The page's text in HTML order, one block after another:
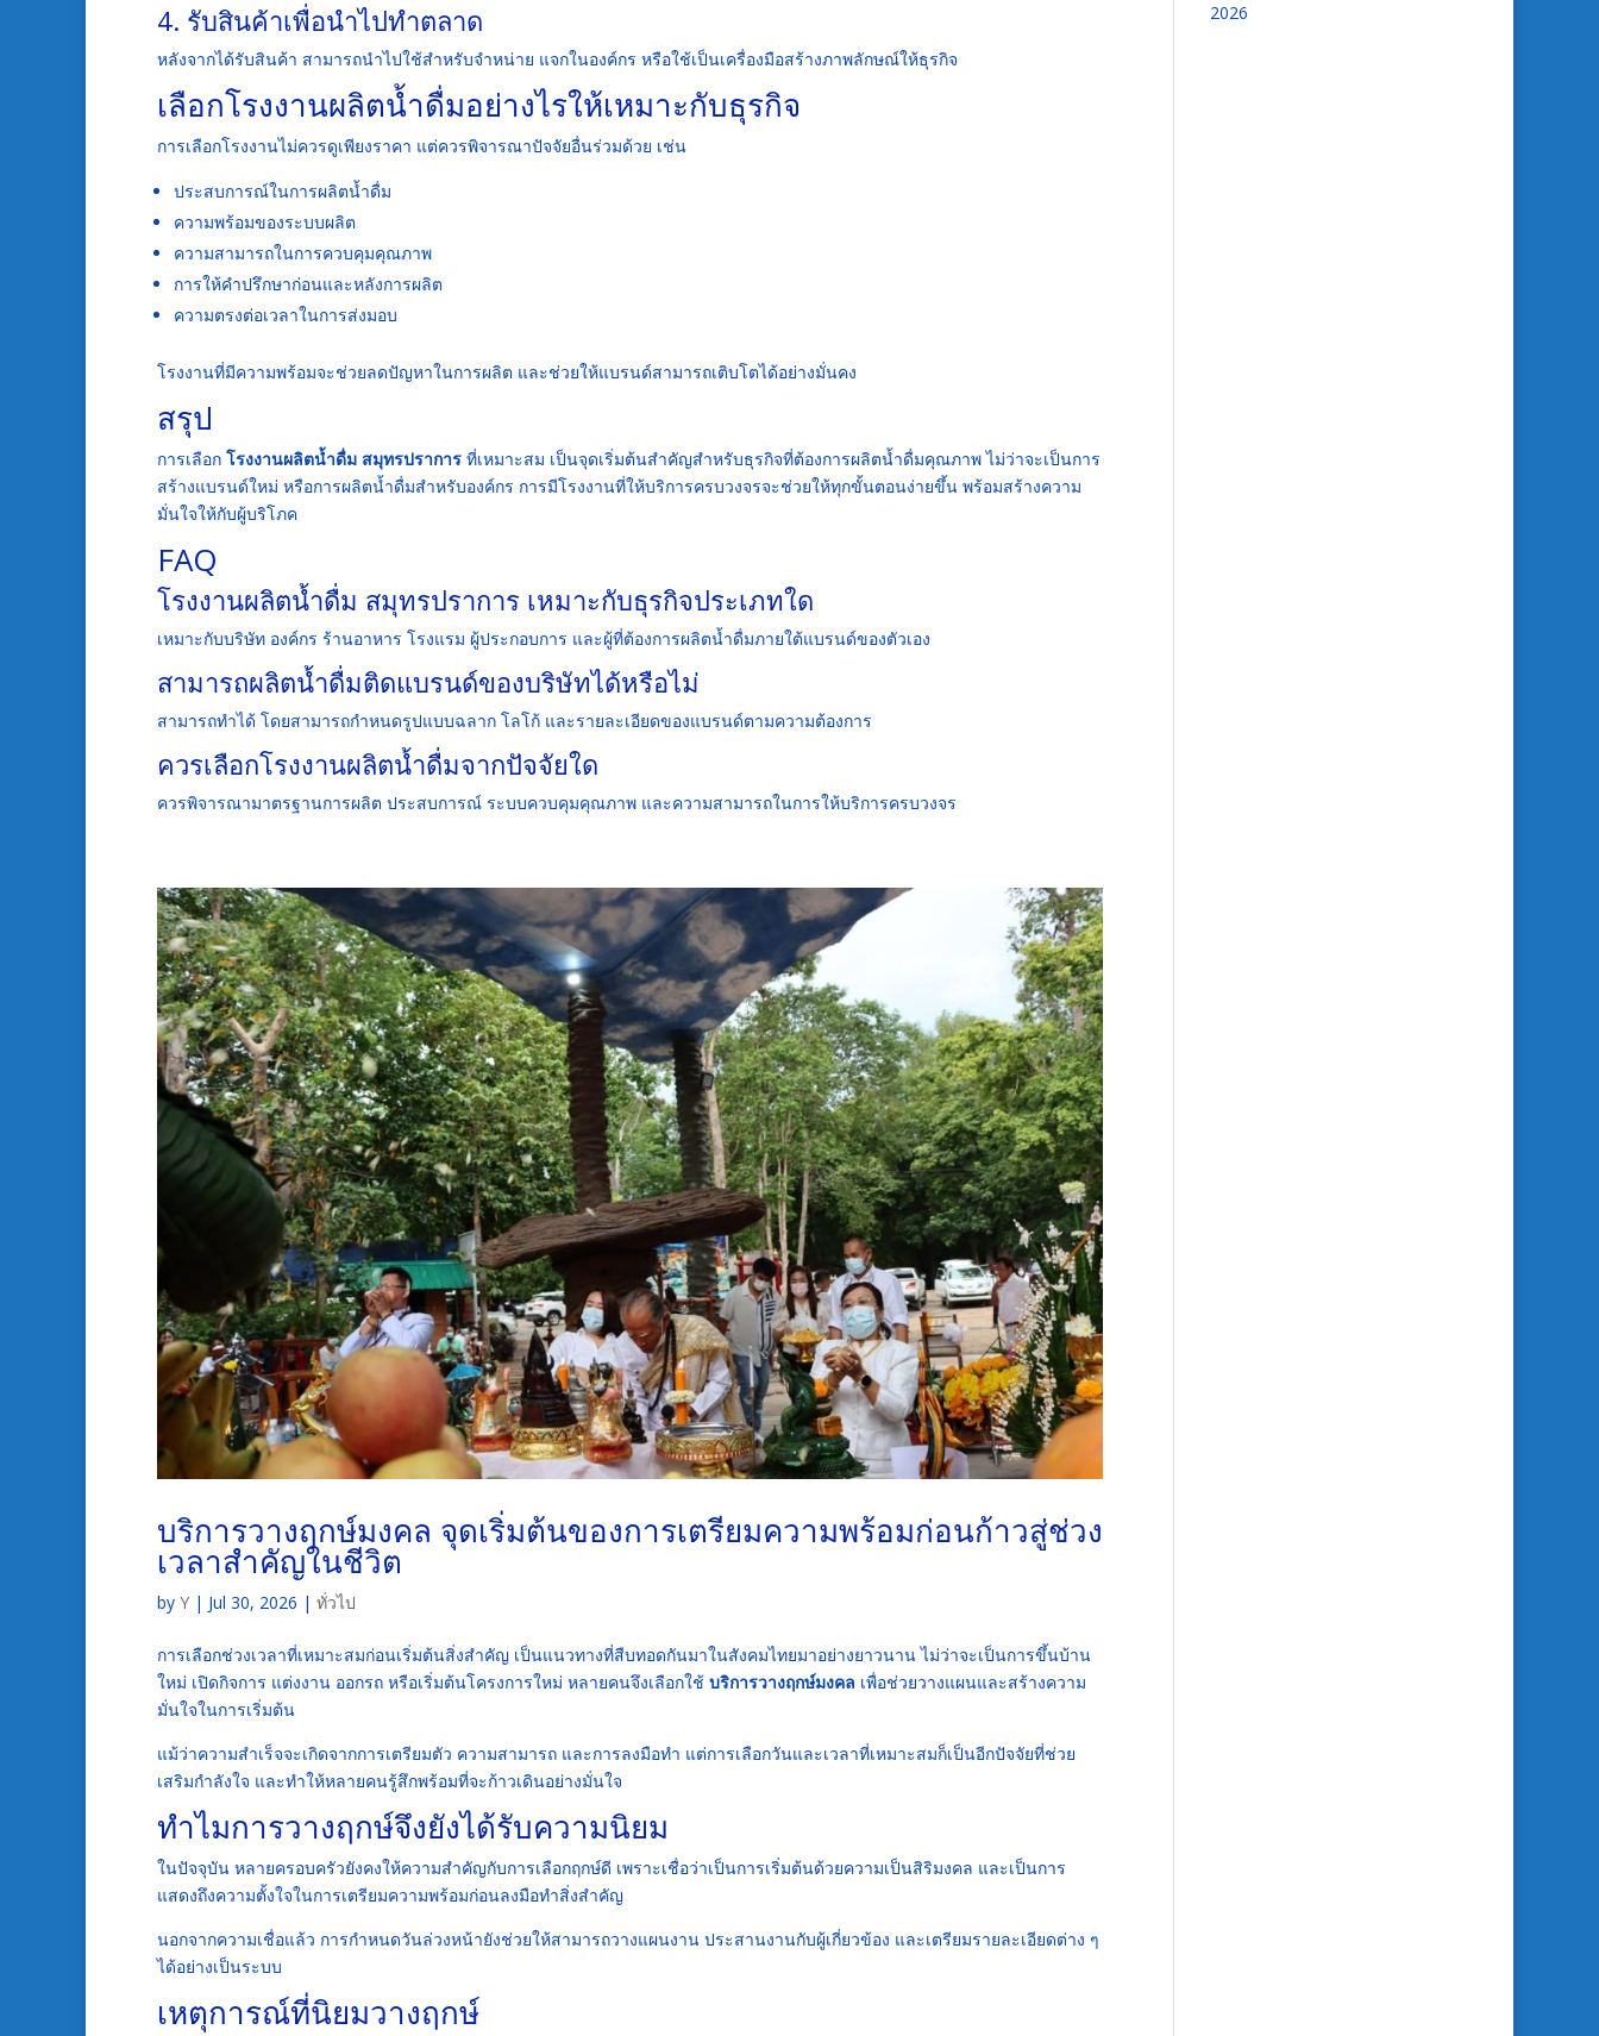
4. รับสินค้าเพื่อนำไปทำตลาด
หลังจากได้รับสินค้า สามารถนำไปใช้สำหรับจำหน่าย แจกในองค์กร หรือใช้เป็นเครื่องมือสร้างภาพลักษณ์ให้ธุรกิจ
เลือกโรงงานผลิตน้ำดื่มอย่างไรให้เหมาะกับธุรกิจ
การเลือกโรงงานไม่ควรดูเพียงราคา แต่ควรพิจารณาปัจจัยอื่นร่วมด้วย เช่น
ประสบการณ์ในการผลิตน้ำดื่ม
ความพร้อมของระบบผลิต
ความสามารถในการควบคุมคุณภาพ
การให้คำปรึกษาก่อนและหลังการผลิต
ความตรงต่อเวลาในการส่งมอบ
โรงงานที่มีความพร้อมจะช่วยลดปัญหาในการผลิต และช่วยให้แบรนด์สามารถเติบโตได้อย่างมั่นคง
สรุป
การเลือก โรงงานผลิตน้ำดื่ม สมุทรปราการ ที่เหมาะสม เป็นจุดเริ่มต้นสำคัญสำหรับธุรกิจที่ต้องการผลิตน้ำดื่มคุณภาพ ไม่ว่าจะเป็นการ
สร้างแบรนด์ใหม่ หรือการผลิตน้ำดื่มสำหรับองค์กร การมีโรงงานที่ให้บริการครบวงจรจะช่วยให้ทุกขั้นตอนง่ายขึ้น พร้อมสร้างความ
มั่นใจให้กับผู้บริโภค
FAQ
โรงงานผลิตน้ำดื่ม สมุทรปราการ เหมาะกับธุรกิจประเภทใด
เหมาะกับบริษัท องค์กร ร้านอาหาร โรงแรม ผู้ประกอบการ และผู้ที่ต้องการผลิตน้ำดื่มภายใต้แบรนด์ของตัวเอง
สามารถผลิตน้ำดื่มติดแบรนด์ของบริษัทได้หรือไม่
สามารถทำได้ โดยสามารถกำหนดรูปแบบฉลาก โลโก้ และรายละเอียดของแบรนด์ตามความต้องการ
ควรเลือกโรงงานผลิตน้ำดื่มจากปัจจัยใด
ควรพิจารณามาตรฐานการผลิต ประสบการณ์ ระบบควบคุมคุณภาพ และความสามารถในการให้บริการครบวงจร
บริการวางฤกษ์มงคล จุดเริ่มต้นของการเตรียมความพร้อมก่อนก้าวสู่ช่วง
เวลาสำคัญในชีวิต
by Y | Jul 30, 2026 | ทั่วไป
การเลือกช่วงเวลาที่เหมาะสมก่อนเริ่มต้นสิ่งสำคัญ เป็นแนวทางที่สืบทอดกันมาในสังคมไทยมาอย่างยาวนาน ไม่ว่าจะเป็นการขึ้นบ้าน
ใหม่ เปิดกิจการ แต่งงาน ออกรถ หรือเริ่มต้นโครงการใหม่ หลายคนจึงเลือกใช้ บริการวางฤกษ์มงคล เพื่อช่วยวางแผนและสร้างความ
มั่นใจในการเริ่มต้น
แม้ว่าความสำเร็จจะเกิดจากการเตรียมตัว ความสามารถ และการลงมือทำ แต่การเลือกวันและเวลาที่เหมาะสมก็เป็นอีกปัจจัยที่ช่วย
เสริมกำลังใจ และทำให้หลายคนรู้สึกพร้อมที่จะก้าวเดินอย่างมั่นใจ
ทำไมการวางฤกษ์จึงยังได้รับความนิยม
ในปัจจุบัน หลายครอบครัวยังคงให้ความสำคัญกับการเลือกฤกษ์ดี เพราะเชื่อว่าเป็นการเริ่มต้นด้วยความเป็นสิริมงคล และเป็นการ
แสดงถึงความตั้งใจในการเตรียมความพร้อมก่อนลงมือทำสิ่งสำคัญ
นอกจากความเชื่อแล้ว การกำหนดวันล่วงหน้ายังช่วยให้สามารถวางแผนงาน ประสานงานกับผู้เกี่ยวข้อง และเตรียมรายละเอียดต่าง ๆ
ได้อย่างเป็นระบบ
เหตุการณ์ที่นิยมวางฤกษ์
2026